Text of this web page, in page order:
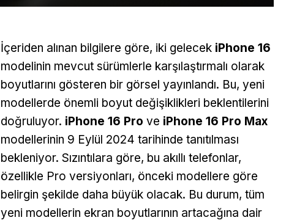
İçeriden alınan bilgilere göre, iki gelecek iPhone 16
modelinin mevcut sürümlerle karşılaştırmalı olarak
boyutlarını gösteren bir görsel yayınlandı. Bu, yeni
modellerde önemli boyut değişiklikleri beklentilerini
doğruluyor. iPhone 16 Pro ve iPhone 16 Pro Max
modellerinin 9 Eylül 2024 tarihinde tanıtılması
bekleniyor. Sızıntılara göre, bu akıllı telefonlar,
özellikle Pro versiyonları, önceki modellere göre
belirgin şekilde daha büyük olacak. Bu durum, tüm
yeni modellerin ekran boyutlarının artacağına dair